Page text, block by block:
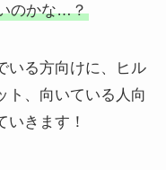
のかな…？
いる方向けに、ヒル
ト、向いている人向
いきます！